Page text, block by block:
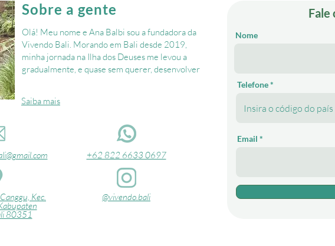
Sobre a gente
Olá! Meu nome e Ana Balbi sou a fundadora da
Vivendo Bali. ​Morando em Bali desde 2019,
minha jornada na Ilha dos Deuses me levou a
gradualmente, e quase sem querer, desenvolver
Saiba mais
Kec.
80351
+62 822 6633 0697
@vivendo.bali
Fale
Nome
Telefone *
Email